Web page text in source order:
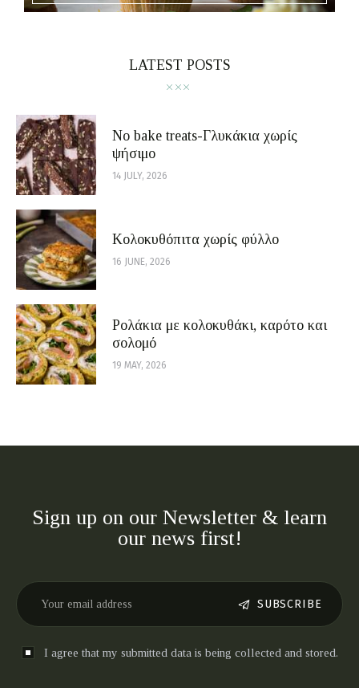
LATEST POSTS
No bake treats-Γλυκάκια χωρίς
ψήσιμο
14 JULY, 2026
Κολοκυθόπιτα χωρίς φύλλο
16 JUNE, 2026
Ρολάκια με κολοκυθάκι, καρότο και
σολομό
19 MAY, 2026
Sign up on our Newsletter & learn
our news first!
SUBSCRIBE
I agree that my submitted data is being collected and stored.